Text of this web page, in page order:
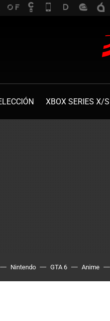
XBOX SERIES X/S
Nintendo GTA 6 Anime